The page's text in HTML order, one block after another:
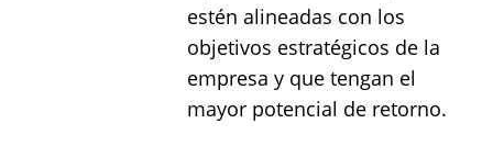
estén alineadas con los
objetivos estratégicos de la
empresa y que tengan el
mayor potencial de retorno.